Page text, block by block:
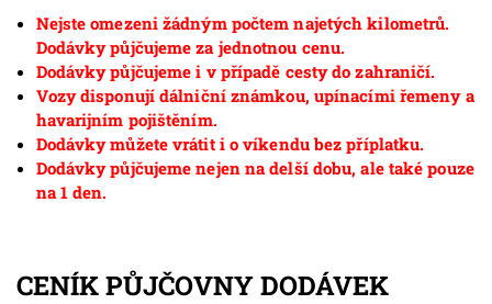
Nejste omezeni žádným počtem najetých kilometrů.
Dodávky půjčujeme za jednotnou cenu.
Dodávky půjčujeme i v případě cesty do zahraničí.
Vozy disponují dálniční známkou, upínacími řemeny a
havarijním pojištěním.
Dodávky můžete vrátit i o víkendu bez příplatku.
Dodávky půjčujeme nejen na delší dobu, ale také pouze
na 1 den.
CENÍK PŮJČOVNY DODÁVEK